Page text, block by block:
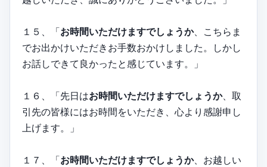
１５、「お時間いただけますでしょうか、こちらま
でお出かけいただきお手数おかけしました。しかし
お話しできて良かったと感じています。」
１６、「先日はお時間いただけますでしょうか、取
引先の皆様にはお時間をいただき、心より感謝申し
上げます。」
１７、「お時間いただけますでしょうか、お越しい